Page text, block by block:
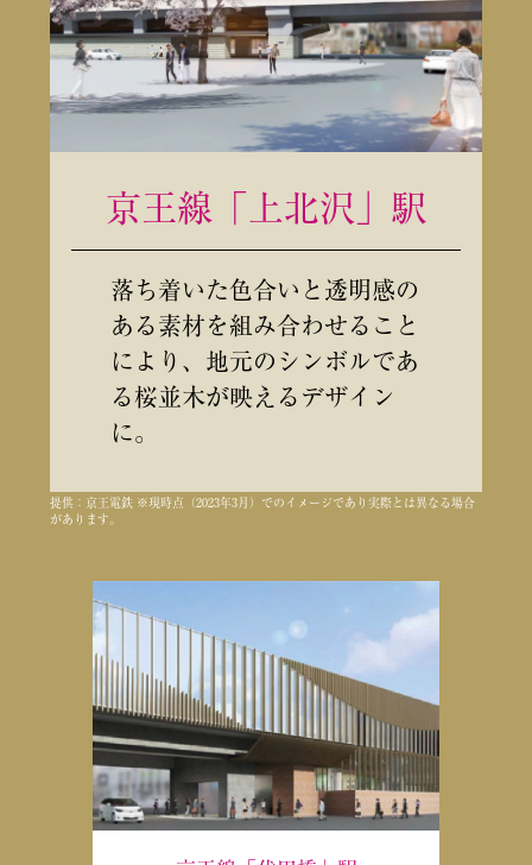
提供：京王電鉄 ※現時点（2023年3月）でのイメージであり実際とは異なる場合
があります。
京王線「上北沢」駅
落ち着いた色合いと透明感の
ある素材を組み合わせること
により、地元のシンボルであ
る桜並木が映えるデザイン
に。